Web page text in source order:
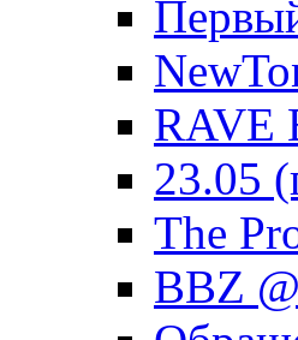
RAVE
23.05
The
BBZ